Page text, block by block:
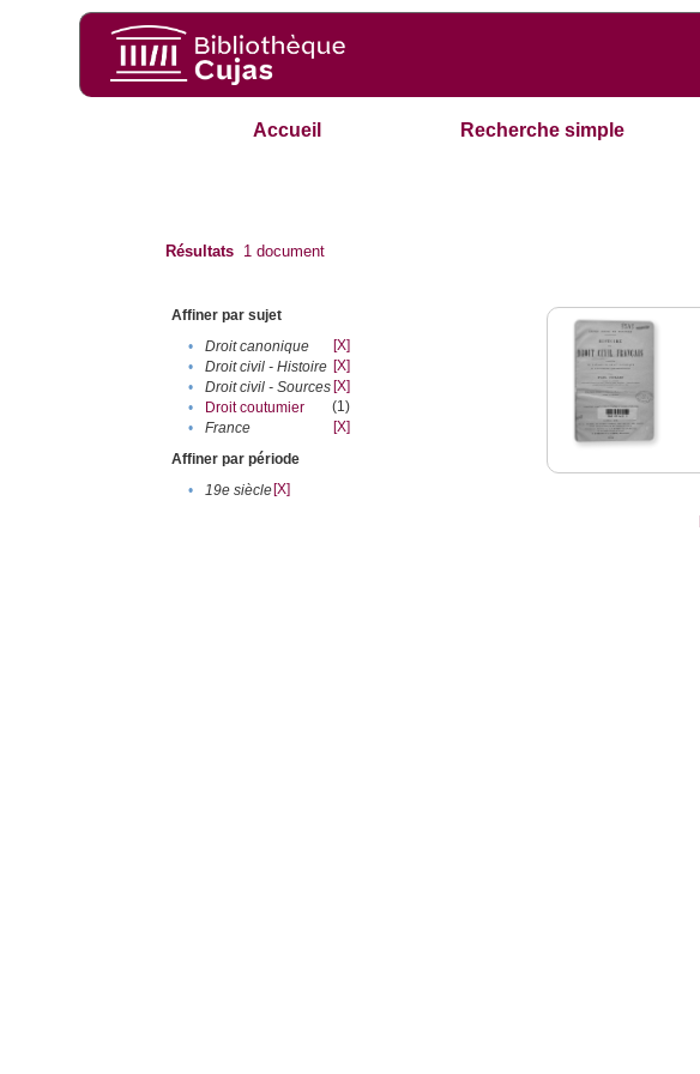
Accueil Recherche simple
Résultats 1 document
Affiner par sujet
•
Droit canonique
[X]
•
Droit civil - Histoire [X]
•
Droit civil - Sources [X]
•
Droit coutumier
(1)
•
France
[X]
Affiner par période
•
19e siècle[X]